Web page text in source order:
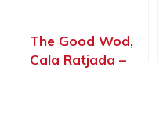
The Good Wod,
Cala Ratjada –